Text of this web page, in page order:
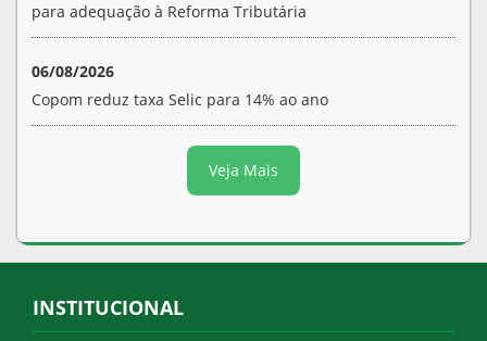
para adequação à Reforma Tributária
06/08/2026
Copom reduz taxa Selic para 14% ao ano
Veja Mais
INSTITUCIONAL